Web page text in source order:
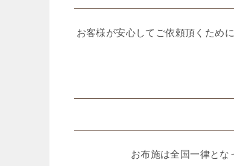
お客様が安心してご依頼頂くため
お布施は全国一律とな